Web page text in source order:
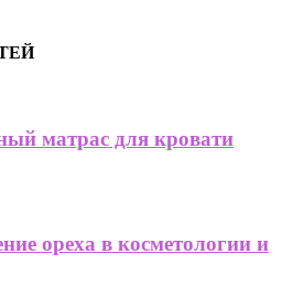
матрас для кровати
ореха в косметологии и